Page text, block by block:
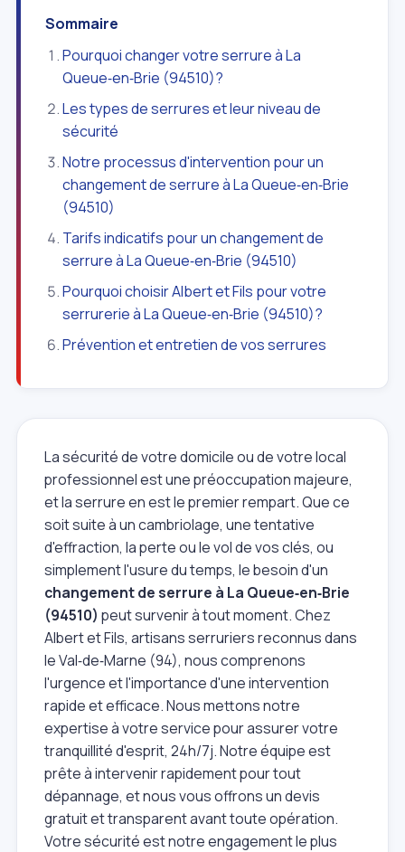
Sommaire
Pourquoi changer votre serrure à La
Queue‑en‑Brie (94510)?
Les types de serrures et leur niveau de
sécurité
Notre processus d'intervention pour un
changement de serrure à La Queue‑en‑Brie
(94510)
Tarifs indicatifs pour un changement de
serrure à La Queue‑en‑Brie (94510)
Pourquoi choisir Albert et Fils pour votre
serrurerie à La Queue‑en‑Brie (94510)?
Prévention et entretien de vos serrures
La sécurité de votre domicile ou de votre local
professionnel est une préoccupation majeure,
et la serrure en est le premier rempart. Que ce
soit suite à un cambriolage, une tentative
d'effraction, la perte ou le vol de vos clés, ou
simplement l'usure du temps, le besoin d'un
changement de serrure à La Queue‑en‑Brie
(94510) peut survenir à tout moment. Chez
Albert et Fils, artisans serruriers reconnus dans
le Val‑de‑Marne (94), nous comprenons
l'urgence et l'importance d'une intervention
rapide et efficace. Nous mettons notre
expertise à votre service pour assurer votre
tranquillité d'esprit, 24h/7j. Notre équipe est
prête à intervenir rapidement pour tout
dépannage, et nous vous offrons un devis
gratuit et transparent avant toute opération.
Votre sécurité est notre engagement le plus